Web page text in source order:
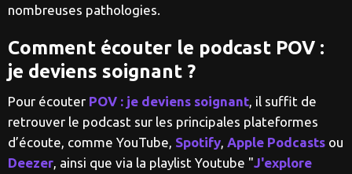
nombreuses pathologies.
Comment écouter le podcast POV :
je deviens soignant ?
Pour écouter POV : je deviens soignant, il suffit de
retrouver le podcast sur les principales plateformes
d’écoute, comme YouTube, Spotify, Apple Podcastsou
Deezer, ainsi que via la playlist Youtube "J'explore